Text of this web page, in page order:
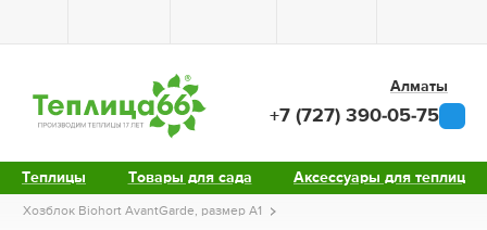
Теплицы Товары для сада Аксессуары для теплиц
Алматы
+7 (727) 390-05-75
Хозблок Biohort AvantGarde, размер A1